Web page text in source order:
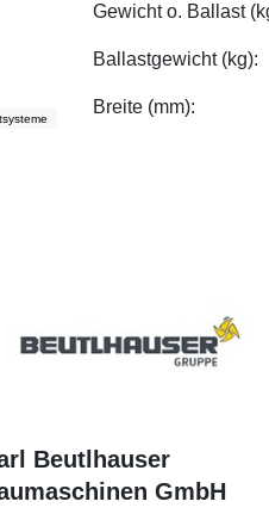
Gewicht o. Ballast
Ballastgewicht
Breite (mm):
Beutlhauser
GmbH